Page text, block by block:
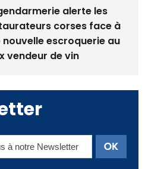
alerte les
corses face à
nouvelle escroquerie au
vendeur de vin